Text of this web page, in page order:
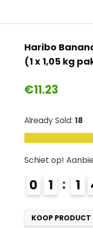
Haribo
(1 x 1,05 kg
€11.23
Already Sold: 18
Schiet op!
0 1 1
KOOP PRODUCT